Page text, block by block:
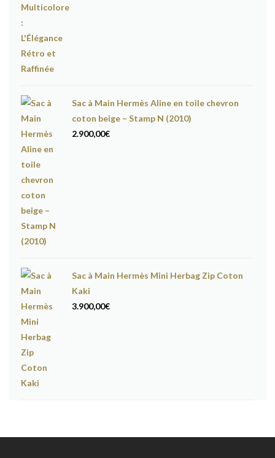
Sac à Main Hermès Aline en toile chevron
coton beige – Stamp N (2010)
2.900,00€
Sac à Main Hermès Mini Herbag Zip Coton
Kaki
3.900,00€